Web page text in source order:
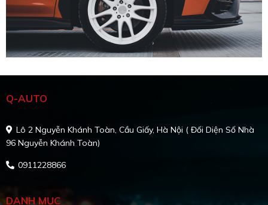
Q-AUTO
Lô 2 Nguyễn Khánh Toàn, Cầu Giấy, Hà Nội ( Đối Diện Số Nhà
96 Nguyễn Khánh Toàn)
0911228866
DANH MỤC